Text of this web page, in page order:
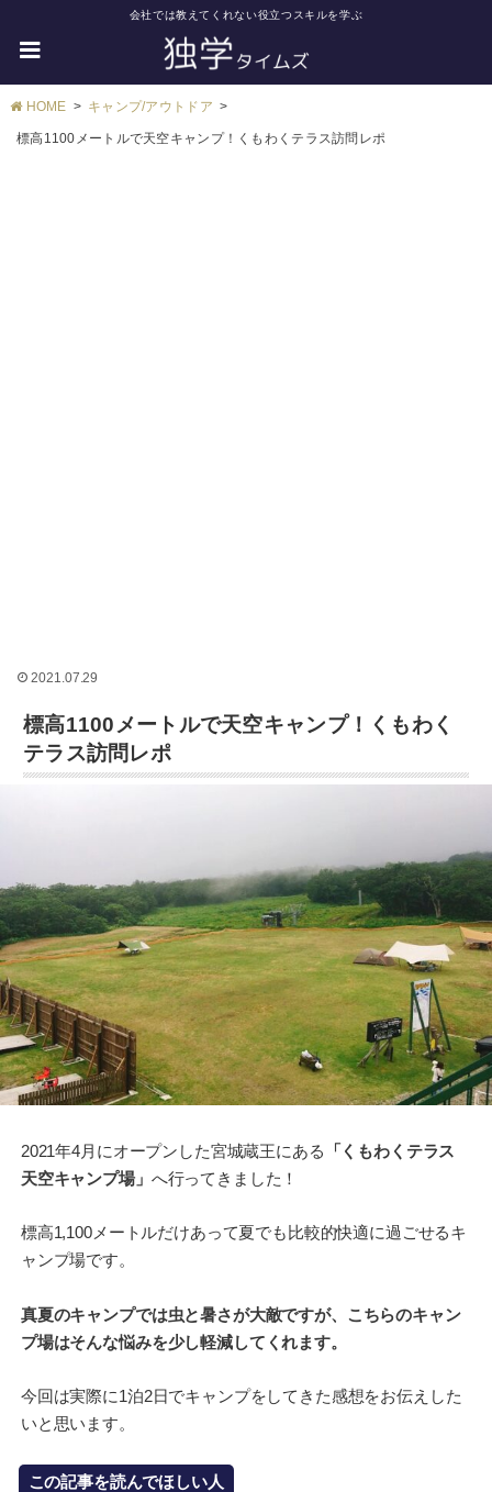
会社では教えてくれない役立つスキルを学ぶ
HOME キャンプ/アウトドア
標高1100メートルで天空キャンプ！くもわくテラス訪問レポ
2021.07.29
標高1100メートルで天空キャンプ！くもわく
テラス訪問レポ
2021年4月にオープンした宮城蔵王にある 「くもわくテラス
天空キャンプ場」 へ行ってきました！
標高1,100メートルだけあって夏でも比較的快適に過ごせるキ
ャンプ場です。
真夏のキャンプでは虫と暑さが大敵ですが、こちらのキャン
プ場はそんな悩みを少し軽減してくれます。
今回は実際に1泊2日でキャンプをしてきた感想をお伝えした
いと思います。
この記事を読んでほしい人